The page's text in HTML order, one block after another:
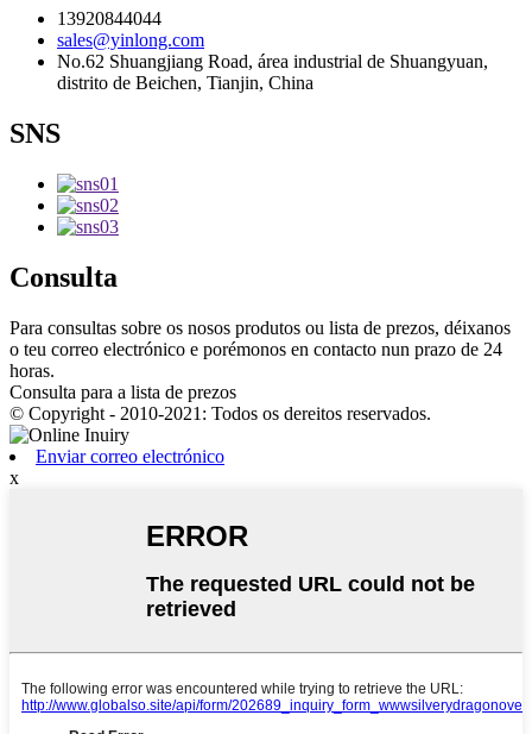
13920844044
sales@yinlong.com
No.62 Shuangjiang Road, área industrial de Shuangyuan,
distrito de Beichen, Tianjin, China
SNS
Consulta
Para consultas sobre os nosos produtos ou lista de prezos, déixanos
o teu correo electrónico e porémonos en contacto nun prazo de 24
horas.
Consulta para a lista de prezos
© Copyright - 2010-2021: Todos os dereitos reservados.
Enviar correo electrónico
x